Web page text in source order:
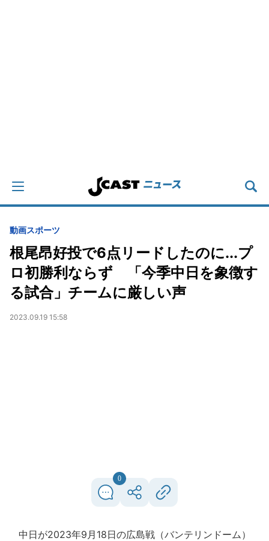
動画スポーツ
根尾昂好投で6点リードしたのに...プ
ロ初勝利ならず 「今季中日を象徴す
る試合」チームに厳しい声
2023.09.19 15:58
0
中日が2023年9月18日の広島戦（バンテリンドーム）